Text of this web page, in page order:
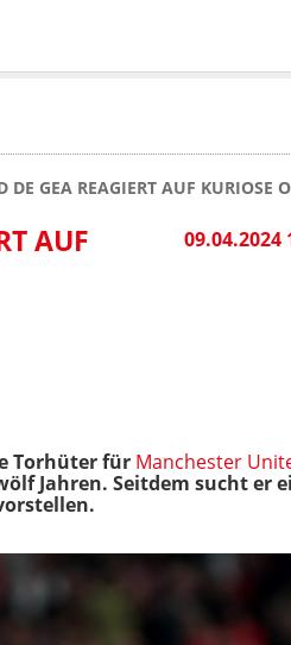
DE GEA REAGIERT AUF KURIOSE
09.04.2024
AUF
Torhüter für Manchester
Jahren. Seitdem sucht er